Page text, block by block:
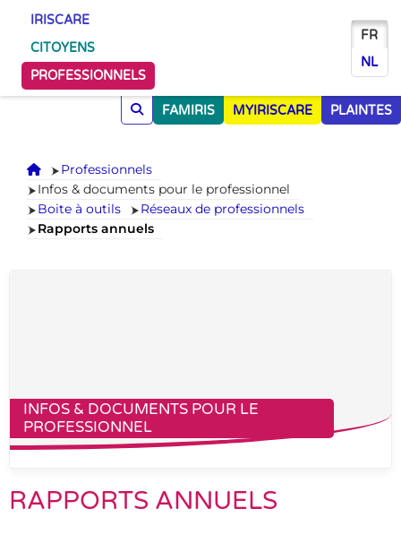
IRISCARE
CITOYENS
PROFESSIONNELS
FR
NL
FAMIRIS MYIRISCARE PLAINTES
AccueilProfessionnels
Infos & documents pour le professionnel
Boite à outils
Réseaux de professionnels
Rapports annuels
INFOS & DOCUMENTS POUR LE
PROFESSIONNEL
RAPPORTS ANNUELS